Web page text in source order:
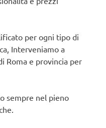
per ogni tipo di
Interveniamo a
Roma e provincia per
sempre nel pieno